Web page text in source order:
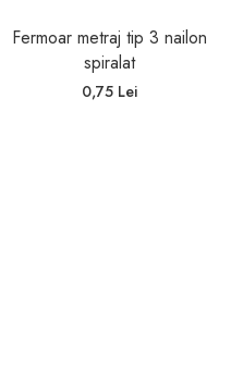
Fermoar metraj tip 3 nailon
spiralat
0,75 Lei